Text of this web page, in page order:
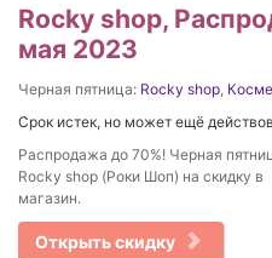
Rocky shop,
мая 2023
Черная пятница: Rocky shop,
Срок истек, но может ещё
Распродажа до 70%! Черная
Rocky shop (Роки Шоп) на скидку в
магазин.
Открыть скидку